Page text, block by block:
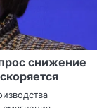
снижение